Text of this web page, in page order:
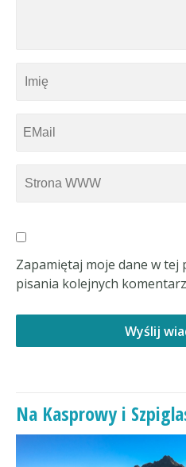
Zapamiętaj moje dane w tej
pisania kolejnych
Na Kasprowy i